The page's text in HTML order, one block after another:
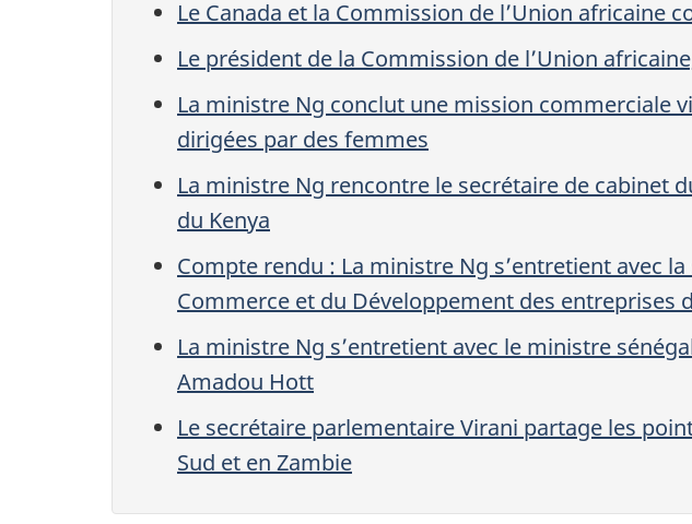
Le Canada et la Commission de l’Union africaine
Le président de la Commission de l’Union
La ministre Ng conclut une mission commerciale
dirigées par des femmes
La ministre Ng rencontre le secrétaire de cabinet
du Kenya
Compte rendu : La ministre Ng s’entretient avec
Commerce et du Développement des entreprises
La ministre Ng s’entretient avec le ministre
Amadou Hott
Le secrétaire parlementaire Virani partage les
Sud et en Zambie